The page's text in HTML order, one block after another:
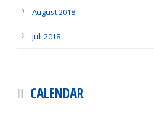
August 2018
Juli 2018
CALENDAR